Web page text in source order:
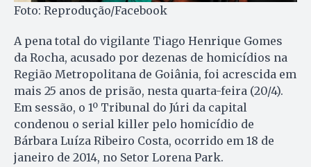
Foto: Reprodução/Facebook
A pena total do vigilante Tiago Henrique Gomes
da Rocha, acusado por dezenas de homicídios na
Região Metropolitana de Goiânia, foi acrescida em
mais 25 anos de prisão, nesta quarta-feira (20/4).
Em sessão, o 1º Tribunal do Júri da capital
condenou o serial killer pelo homicídio de
Bárbara Luíza Ribeiro Costa, ocorrido em 18 de
janeiro de 2014, no Setor Lorena Park.